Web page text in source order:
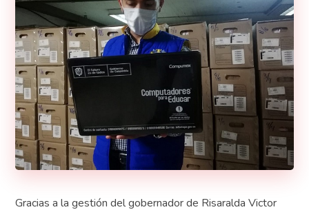
Gracias a la gestión del gobernador de Risaralda Victor